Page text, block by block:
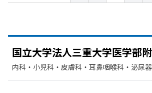
国立大学法人三重大学医学部
内科・​小児科・​皮膚科・​耳鼻咽喉科・​泌尿